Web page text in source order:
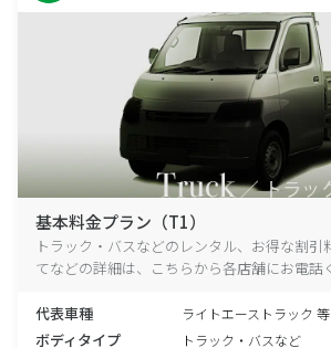
基本料金プラン（T1）
トラック・バスなどのレンタル、お得な割引
てなどの詳細は、こちらから各店舗にお電話
代表車種 ライトエーストラック 等
ボディタイプ トラック・バスなど